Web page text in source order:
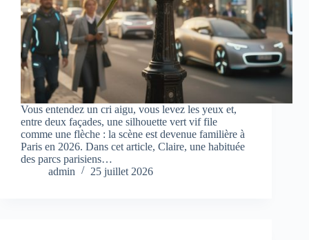
Vous entendez un cri aigu, vous levez les yeux et,
entre deux façades, une silhouette vert vif file
comme une flèche : la scène est devenue familière à
Paris en 2026. Dans cet article, Claire, une habituée
des parcs parisiens…
admin
25 juillet 2026